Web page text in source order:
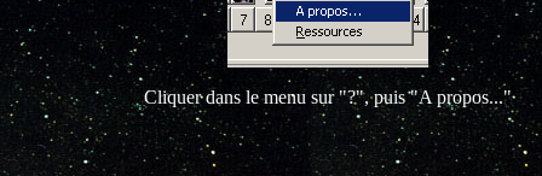
Cliquer dans le menu sur "?", puis "A propos..."